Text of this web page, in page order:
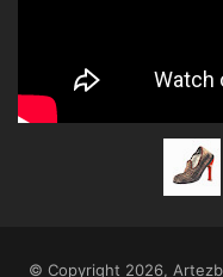
© Copyright 2026,